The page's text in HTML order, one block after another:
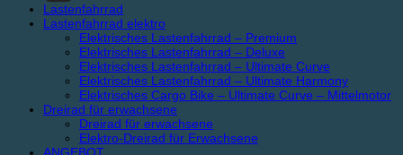
Lastenfahrrad
Lastenfahrrad elektro
Elektrisches Lastenfahrrad – Premium
Elektrisches Lastenfahrrad – Deluxe
Elektrisches Lastenfahrrad – Ultimate Curve
Elektrisches Lastenfahrrad – Ultimate Harmony
Elektrisches Cargo Bike – Ultimate Curve – Mittelmotor
Dreirad für erwachsene
Dreirad für erwachsene
Elektro-Dreirad für Erwachsene